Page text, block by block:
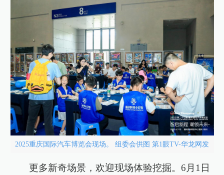
2025重庆国际汽车博览会现场。 组委会供图 第1眼TV-华龙网发
更多新奇场景，欢迎现场体验挖掘。6月1日